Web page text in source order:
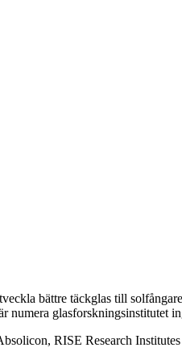
bättre täckglas till
numera glasforskningsinstitutet
RISE Research